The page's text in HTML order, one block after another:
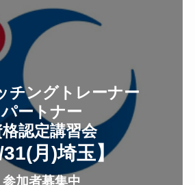
チングトレーナー
パートナー
格認定講習会
31(月 )埼玉】
参加者募集中